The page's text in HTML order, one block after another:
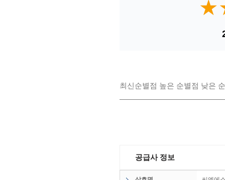
최신순별점 높은 순별점 낮은 순
공급사 정보